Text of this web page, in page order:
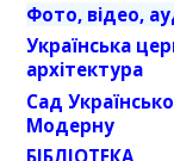
Фото, відео,
Українська
архітектура
Сад
Модерну